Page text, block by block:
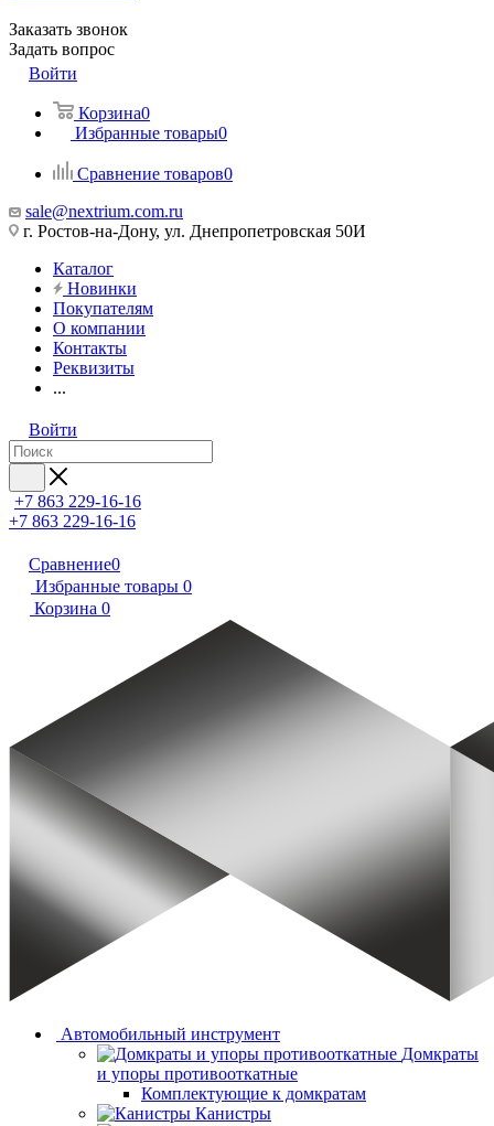
Заказать звонок
Задать вопрос
Войти
Корзина0
Избранные товары0
Сравнение товаров0
sale@nextrium.com.ru
г. Ростов-на-Дону, ул. Днепропетровская 50И
Каталог
Новинки
Покупателям
О компании
Контакты
Реквизиты
...
Войти
+7 863 229-16-16
+7 863 229-16-16
Сравнение0
Избранные товары 0
Корзина 0
Автомобильный инструмент
Домкраты
и упоры противооткатные
Комплектующие к домкратам
Канистры